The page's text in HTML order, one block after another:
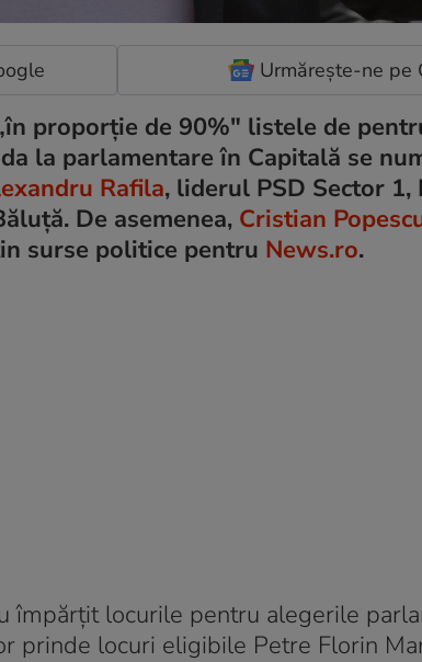
Urmărește-ne pe
proporţie de 90%" listele de
la parlamentare în Capitală se
Rafila, liderul PSD Sector
De asemenea, Cristian
surse politice pentru News.ro.
împărţit locurile pentru alegerile
prinde locuri eligibile Petre Florin